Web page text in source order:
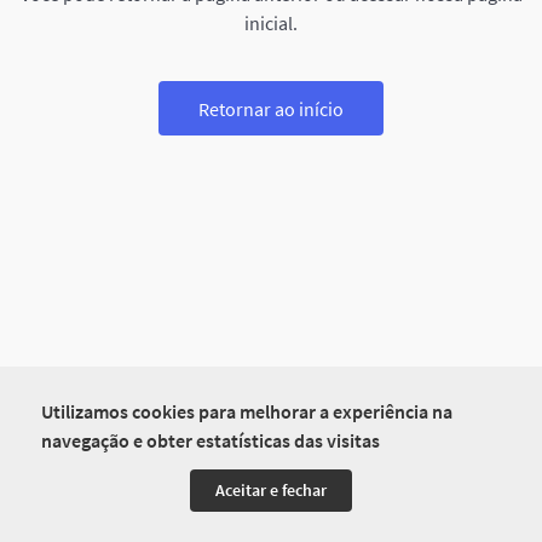
Utilizamos cookies para melhorar a experiência na
navegação e obter estatísticas das visitas
Aceitar e fechar
inicial.
Retornar ao início